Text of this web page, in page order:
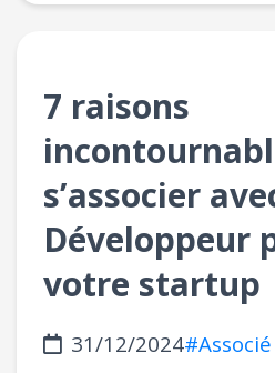
7 raisons
s’associer
Développeur
votre startup
31/12/2024